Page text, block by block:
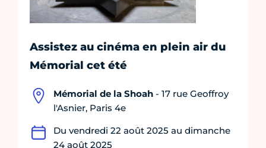
Assistez au cinéma en plein air du
Mémorial cet été
Mémorial de la Shoah - 17 rue Geoffroy
l'Asnier, Paris 4e
Du vendredi 22 août 2025 au dimanche
24 août 2025